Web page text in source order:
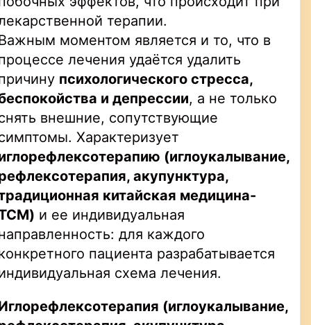
терапии.
моментом является и то, что в
лечения удаётся удалить
психологического стресса,
и депрессии, а не только
внешние, сопутствующие
Характеризует
(иглоукалывание,
акупунктура,
китайская медицина-
) и ее индивидуальная
для каждого
пациента разрабатывается
схема лечения.
(иглоукалывание,